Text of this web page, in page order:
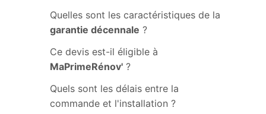
Quelles sont les caractéristiques de la
garantie décennale ?
Ce devis est-il éligible à
MaPrimeRénov' ?
Quels sont les délais entre la
commande et l'installation ?